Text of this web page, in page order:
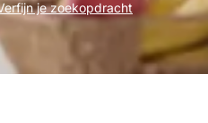
je zoekopdracht